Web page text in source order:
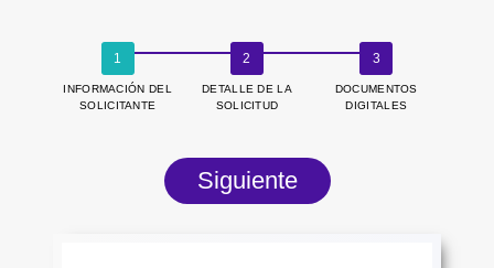
INFORMACIÓN DEL
SOLICITANTE
DETALLE DE LA
SOLICITUD
DOCUMENTOS
DIGITALES